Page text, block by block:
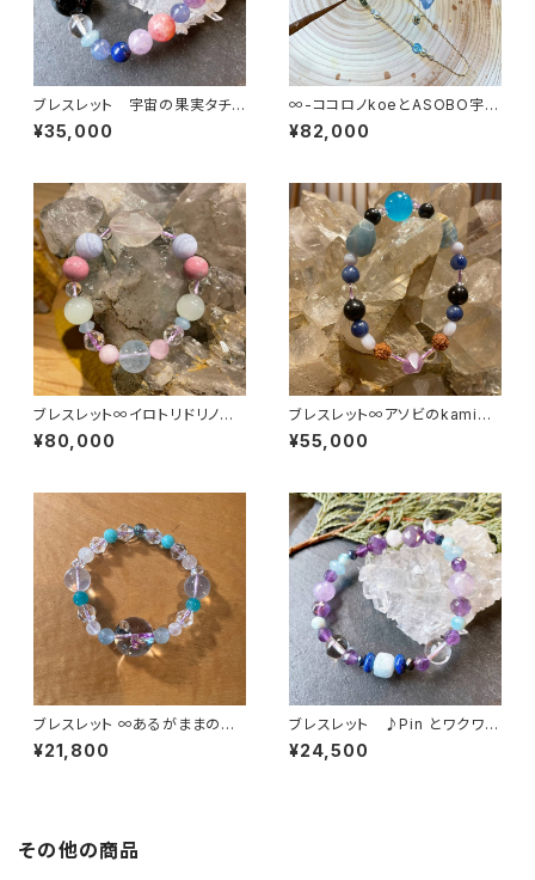
ブレスレット 宇宙の果実タチと
アソボウ
¥35,000
∞-ココロノkoeとASOBO宇-
∞
¥82,000
ブレスレット∞イロトリドリノ天
使とウタッテオドロウ♪∞
¥80,000
ブレスレット∞アソビのkamiga
miと共にイキヲシテ∞
¥55,000
ブレスレット ∞あるがままのコ
コロのMEをヒラク∞
¥21,800
ブレスレット ♪Pin とワクワク
とクリエーション＊
¥24,500
その他の商品